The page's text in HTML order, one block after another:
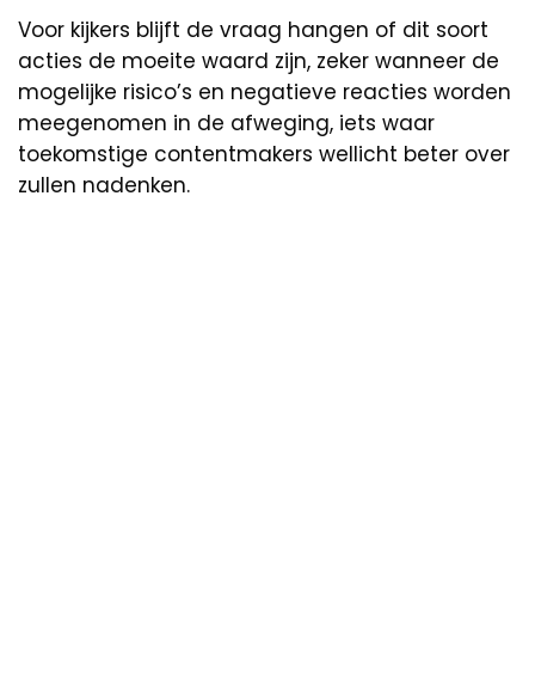
Voor kijkers blijft de vraag hangen of dit soort
acties de moeite waard zijn, zeker wanneer de
mogelijke risico’s en negatieve reacties worden
meegenomen in de afweging, iets waar
toekomstige contentmakers wellicht beter over
zullen nadenken.